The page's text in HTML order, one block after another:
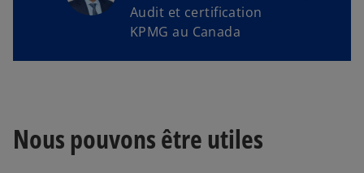
Audit et certification
KPMG au Canada
Nous pouvons être utiles
o